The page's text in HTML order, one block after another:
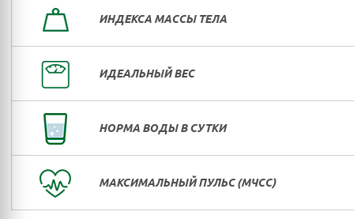
ИНДЕКСА МАССЫ ТЕЛА
ИДЕАЛЬНЫЙ ВЕС
НОРМА ВОДЫ В СУТКИ
МАКСИМАЛЬНЫЙ ПУЛЬС (МЧСС)